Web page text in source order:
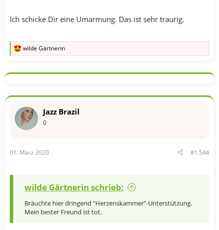
Ich schicke Dir eine Umarmung. Das ist sehr traurig.
R
k
o
e
n
wilde Gärtnerin
Jazz Brazil
0
01. März 2020 #1.544
wilde Gärtnerin schrieb:
Bräuchte hier dringend "Herzenskammer"-Unterstützung.
Mein bester Freund ist tot.